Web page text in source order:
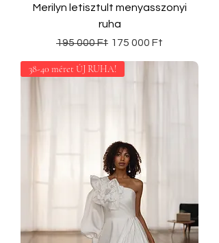
Merilyn letisztult menyasszonyi
ruha
Szokásos ár
195 000 Ft Akciós ár
175 000 Ft
38-40 méret ÚJ RUHA!